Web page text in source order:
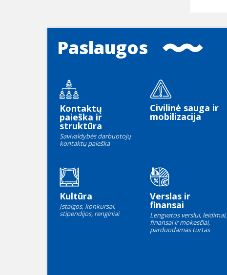
Paslaugos
Kontaktų
paieška ir
struktūra
Savivaldybės darbuotojų
kontaktų paieška
Civilinė sauga ir
mobilizacija
Kultūra
Įstaigos, konkursai,
stipendijos, renginiai
Verslas ir
finansai
Lengvatos verslui, leidimai,
finansai ir mokesčiai,
parduodamas turtas